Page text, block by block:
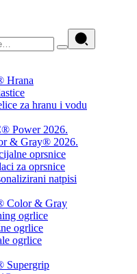
Hrana
za hranu i vodu
Power 2026.
& Gray® 2026.
oprsnice
za oprsnice
natpisi
Color & Gray
ogrlice
ogrlice
ogrlice
Supergrip